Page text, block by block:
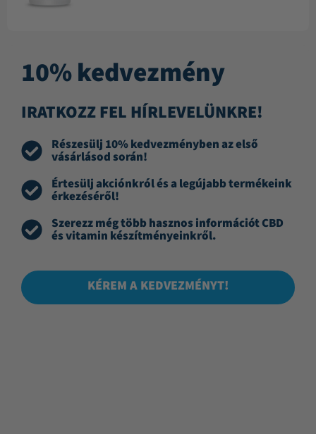
10% kedvezmény
IRATKOZZ FEL HÍRLEVELÜNKRE!
Részesülj 10% kedvezményben az első
vásárlásod során!
Értesülj akciónkról és a legújabb termékeink
érkezéséről!
Szerezz még több hasznos információt CBD
és vitamin készítményeinkről.
KÉREM A KEDVEZMÉNYT!